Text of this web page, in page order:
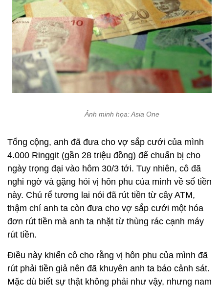
Ảnh minh họa: Asia One
Tổng cộng, anh đã đưa cho vợ sắp cưới của mình
4.000 Ringgit (gần 28 triệu đồng) để chuẩn bị cho
ngày trọng đại vào hôm 30/3 tới. Tuy nhiên, cô đã
nghi ngờ và gặng hỏi vị hôn phu của mình về số tiền
này. Chú rể tương lai nói đã rút tiền từ cây ATM,
thậm chí anh ta còn đưa cho vợ sắp cưới một hóa
đơn rút tiền mà anh ta nhặt từ thùng rác cạnh máy
rút tiền.
Điều này khiến cô cho rằng vị hôn phu của mình đã
rút phải tiền giả nên đã khuyên anh ta báo cảnh sát.
Mặc dù biết sự thật không phải như vậy, nhưng nam